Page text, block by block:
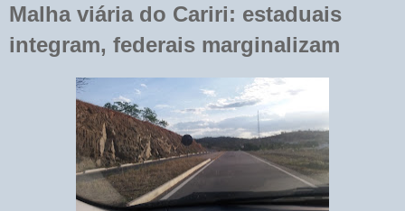
Malha viária do Cariri: estaduais
integram, federais marginalizam